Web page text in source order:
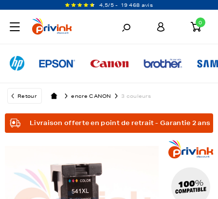
4,5/5 - 19 468 avis
0
Retour encre CANON 3 couleurs
Livraison offerte en point de retrait - Garantie 2 ans